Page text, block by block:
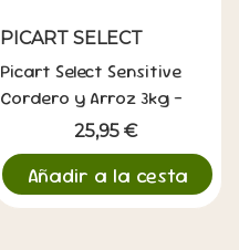
PICART SELECT
Picart Select Sensitive
Cordero y Arroz 3kg -
Digestión Sensible
25,95 €
Añadir a la cesta